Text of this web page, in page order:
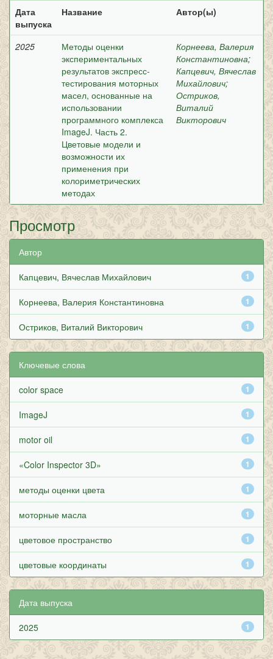
Дата
выпуска
Название Автор(ы)
2025
Методы оценки
экспериментальных
результатов экспресс-
тестирования моторных
масел, основанные на
использовании
программного комплекса
ImageJ. Часть 2.
Цветовые модели и
возможности их
применения при
колориметрических
методах
Корнеева, Валерия
Константиновна;
Капцевич, Вячеслав
Михайлович;
Остриков,
Виталий
Викторович
Просмотр
Автор
1
Капцевич, Вячеслав Михайлович
1
Корнеева, Валерия Константиновна
1
Остриков, Виталий Викторович
Ключевые слова
1
color space
1
ImageJ
1
motor oil
1
«Color Inspector 3D»
1
методы оценки цвета
1
моторные масла
1
цветовое пространство
1
цветовые координаты
Дата выпуска
1
2025